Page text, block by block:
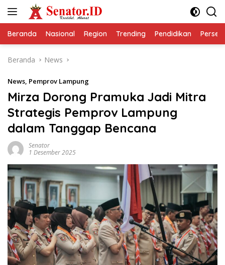
Beranda Nasional Region Trending Pendidikan
Beranda News
News, Pemprov Lampung
Mirza Dorong Pramuka Jadi Mitra
Strategis Pemprov Lampung
dalam Tanggap Bencana
Senator
1 Desember 2025